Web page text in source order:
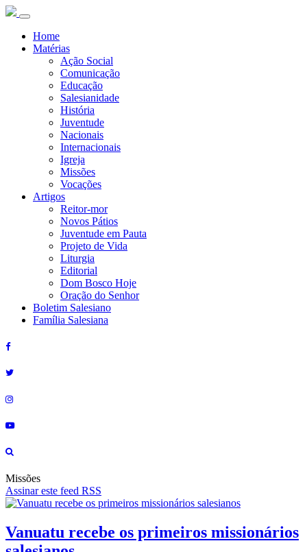
Home
Matérias
Ação Social
Comunicação
Educação
Salesianidade
História
Juventude
Nacionais
Internacionais
Igreja
Missões
Vocações
Artigos
Reitor-mor
Novos Pátios
Juventude em Pauta
Projeto de Vida
Liturgia
Editorial
Dom Bosco Hoje
Oração do Senhor
Boletim Salesiano
Família Salesiana
Missões
Assinar este feed RSS
Vanuatu recebe os primeiros missionários